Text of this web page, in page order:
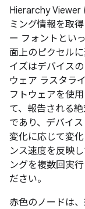
Hierarchy Viewer
ミング情報を取
ー フォントとい
面上のピクセル
イズはデバイス
ウェア ラスタラ
フトウェアを使
て、報告される
であり、デバイ
変化に応じて変
ンス速度を反映
ングを複数回実
ださい。
赤色のノードは